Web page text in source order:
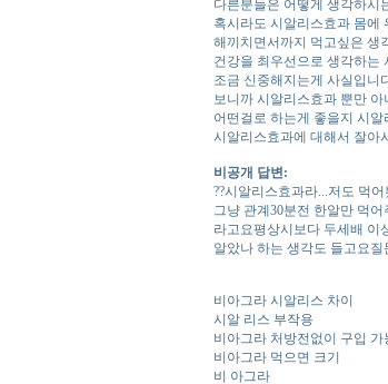
다른분들은 어떻게 생각하시
혹시라도 시알리스효과 몸에
해끼치면서까지 먹고싶은 생
건강을 최우선으로 생각하는
조금 신중해지는게 사실입니
보니까 시알리스효과 뿐만
어떤걸로 하는게 좋을지 시
시알리스효과에 대해서 잘아
비공개 답변:
??시알리스효과라...저도 먹
그냥 관계30분전 한알만 먹
라고요평상시보다 두세배 이
알았나 하는 생각도 들고요
비아그라 시알리스 차이
시알 리스 부작용
비아그라 처방전없이 구입 가
비아그라 먹으면 크기
비 아그라